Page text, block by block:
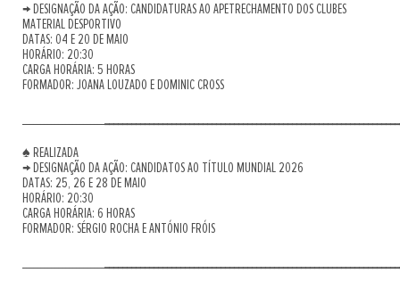
→ DESIGNAÇÃO DA AÇÃO: CANDIDATURAS AO APETRECHAMENTO DOS CLUBES
MATERIAL DESPORTIVO
DATAS: 04 E 20 DE MAIO
HORÁRIO: 20:30
CARGA HORÁRIA: 5 HORAS
FORMADOR: JOANA LOUZADO E DOMINIC CROSS
♠ REALIZADA
→ DESIGNAÇÃO DA AÇÃO: CANDIDATOS AO TÍTULO MUNDIAL 2026
DATAS: 25, 26 E 28 DE MAIO
HORÁRIO: 20:30
CARGA HORÁRIA: 6 HORAS
FORMADOR: SÉRGIO ROCHA E ANTÓNIO FRÓIS